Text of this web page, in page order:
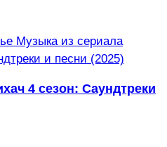
4 сезон: Саундтреки